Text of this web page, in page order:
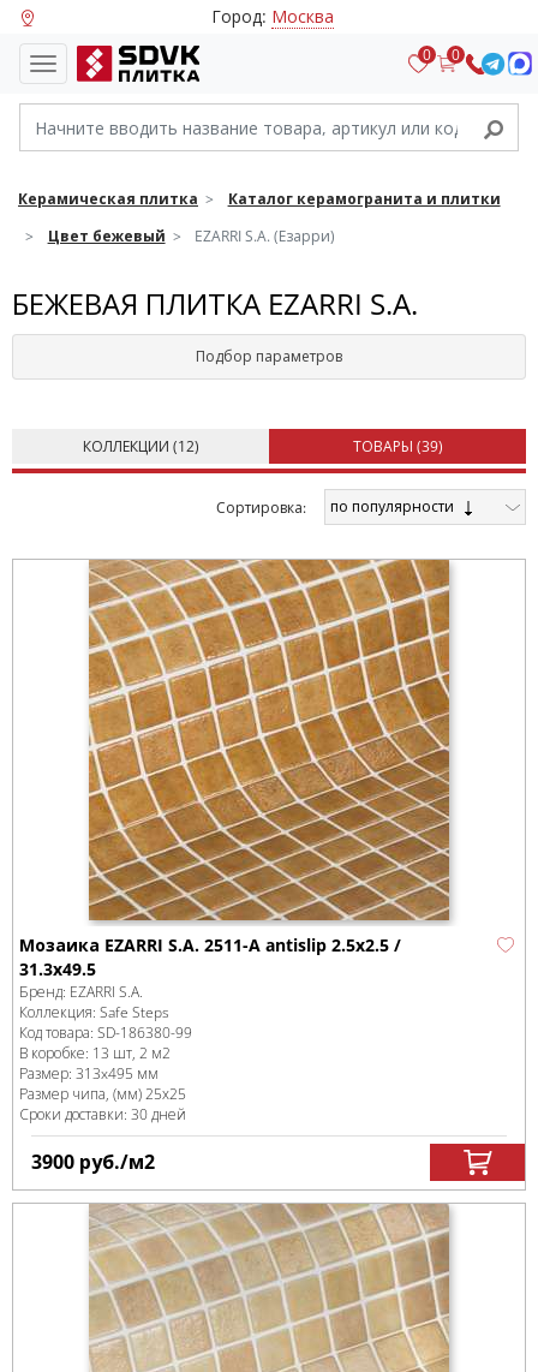
Город: Москва
0 0
Керамическая плитка
Каталог керамогранита и плитки
Цвет бежевый
EZARRI S.A. (Езарри)
БЕЖЕВАЯ ПЛИТКА EZARRI S.A.
Подбор параметров
КОЛЛЕКЦИИ (12) ТОВАРЫ (39)
Cортировка: по популярности
Мозаика EZARRI S.A. 2511-A antislip 2.5х2.5 /
31.3х49.5
Бренд: EZARRI S.A.
Коллекция: Safe Steps
Код товара: SD-186380-99
В коробке: 13 шт, 2 м2
Размер: 313x495 мм
Размер чипа, (мм)25х25
Сроки доставки: 30 дней
3900 руб./м2